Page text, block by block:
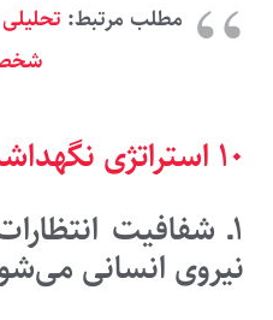
مطلب مرتبط:
۱۰ استراتژی نگهداشت نیروی انسانی
۱ـ شفافیت
نیروی انسانی